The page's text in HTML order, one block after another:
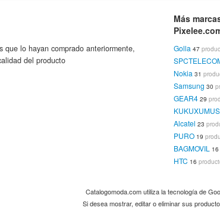
VELLUTTO
19€
Carcasa
Vellutto -
VELLUTTO
19€
Carcasa
Tienda:
19€
Carcasa
VECT026
que lo hayan comprado anteriormente,
del producto
Más
Golla 47
Nokia 31
Samsung 30
GEAR4 29
Alcatel 23
PURO 19
BAGMOVIL
HTC 16
Catalogomoda.com utiliza la tecnología de
Si desea mostrar, editar o eliminar sus